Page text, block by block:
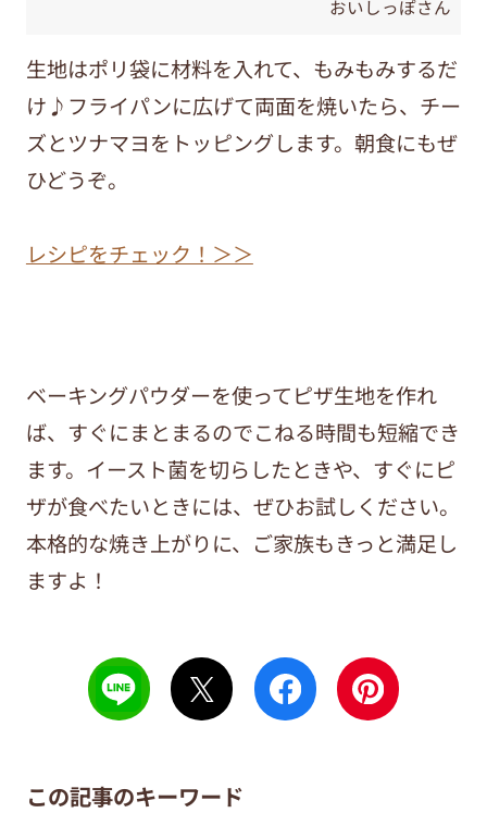
おいしっぽさん
生地はポリ袋に材料を入れて、もみもみするだ
け♪フライパンに広げて両面を焼いたら、チー
ズとツナマヨをトッピングします。朝食にもぜ
ひどうぞ。
レシピをチェック！＞＞
ベーキングパウダーを使ってピザ生地を作れ
ば、すぐにまとまるのでこねる時間も短縮でき
ます。イースト菌を切らしたときや、すぐにピ
ザが食べたいときには、ぜひお試しください。
本格的な焼き上がりに、ご家族もきっと満足し
ますよ！
この記事のキーワード